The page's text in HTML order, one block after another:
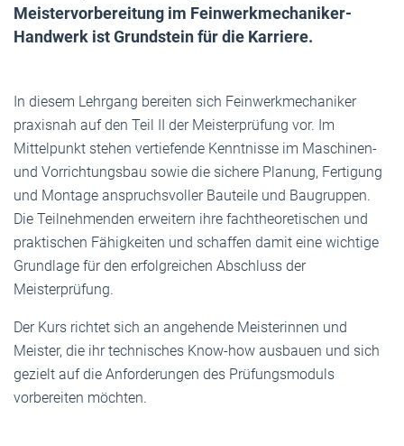
Meistervorbereitung im Feinwerkmechaniker-
Handwerk ist Grundstein für die Karriere.
In diesem Lehrgang bereiten sich Feinwerkmechaniker
praxisnah auf den Teil II der Meisterprüfung vor. Im
Mittelpunkt stehen vertiefende Kenntnisse im Maschinen-
und Vorrichtungsbau sowie die sichere Planung, Fertigung
und Montage anspruchsvoller Bauteile und Baugruppen.
Die Teilnehmenden erweitern ihre fachtheoretischen und
praktischen Fähigkeiten und schaffen damit eine wichtige
Grundlage für den erfolgreichen Abschluss der
Meisterprüfung.
Der Kurs richtet sich an angehende Meisterinnen und
Meister, die ihr technisches Know-how ausbauen und sich
gezielt auf die Anforderungen des Prüfungsmoduls
vorbereiten möchten.